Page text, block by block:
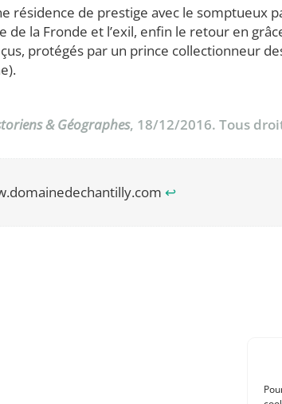
résidence de prestige avec le
la Fronde et l’exil, enfin le retour en
protégés par un prince collectionneur
& Géographes, 18/12/2016. Tous
↩︎